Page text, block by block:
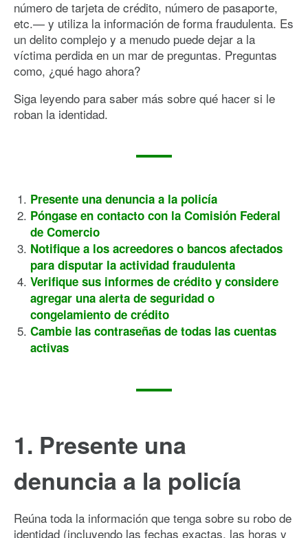
número de tarjeta de crédito, número de pasaporte,
etc.— y utiliza la información de forma fraudulenta. Es
un delito complejo y a menudo puede dejar a la
víctima perdida en un mar de preguntas. Preguntas
como, ¿qué hago ahora?
Siga leyendo para saber más sobre qué hacer si le
roban la identidad.
Presente una denuncia a la policía
Póngase en contacto con la Comisión Federal
de Comercio
Notifique a los acreedores o bancos afectados
para disputar la actividad fraudulenta
Verifique sus informes de crédito y considere
agregar una alerta de seguridad o
congelamiento de crédito
Cambie las contraseñas de todas las cuentas
activas
1. Presente una
denuncia a la policía
Reúna toda la información que tenga sobre su robo de
identidad (incluyendo las fechas exactas, las horas y